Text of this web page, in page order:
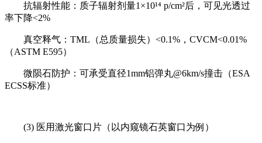
抗辐射性能：质子辐射剂量1×10¹⁴ p/cm²后，可见光透过
率下降<2%
真空释气：TML（总质量损失）<0.1%，CVCM<0.01%
（ASTM E595）
微陨石防护：可承受直径1mm铝弹丸@6km/s撞击（ESA
ECSS标准）
(3) 医用激光窗口片（以内窥镜石英窗口为例）